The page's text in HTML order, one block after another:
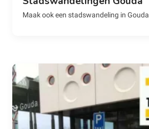
Maak ook een stadswandeling in Gouda